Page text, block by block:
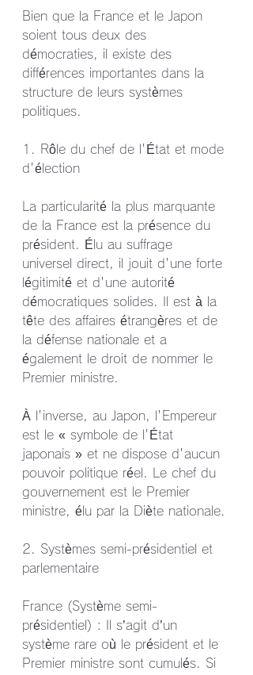
Bien que la France et le Japon
soient tous deux des
démocraties, il existe des
différences importantes dans la
structure de leurs systèmes
politiques.
1. Rôle du chef de l'État et mode
d'élection
La particularité la plus marquante
de la France est la présence du
président. Élu au suffrage
universel direct, il jouit d'une forte
légitimité et d'une autorité
démocratiques solides. Il est à la
tête des affaires étrangères et de
la défense nationale et a
également le droit de nommer le
Premier ministre.
À l'inverse, au Japon, l'Empereur
est le « symbole de l'État
japonais » et ne dispose d'aucun
pouvoir politique réel. Le chef du
gouvernement est le Premier
ministre, élu par la Diète nationale.
2. Systèmes semi-présidentiel et
parlementaire
France (Système semi-
présidentiel) : Il s’agit d’un
système rare où le président et le
Premier ministre sont cumulés. Si